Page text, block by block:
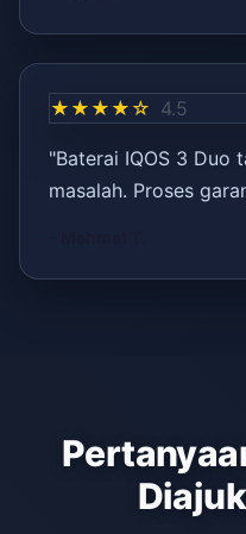
★★★★☆ 4.5
"Baterai IQOS 3 Duo
masalah. Proses